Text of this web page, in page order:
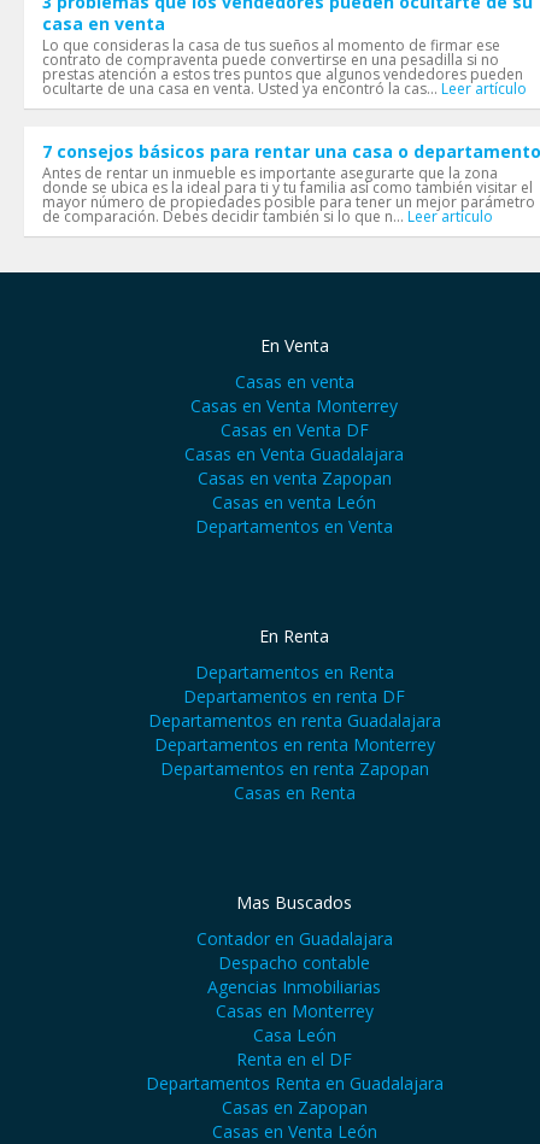
casa en venta
Lo que consideras la casa de tus sueños al momento de firmar ese
contrato de compraventa puede convertirse en una pesadilla si no
prestas atención a estos tres puntos que algunos vendedores pueden
ocultarte de una casa en venta. Usted ya encontró la cas... Leer artículo
7 consejos básicos para rentar una casa o departamento
Antes de rentar un inmueble es importante asegurarte que la zona
donde se ubica es la ideal para ti y tu familia así como también visitar el
mayor número de propiedades posible para tener un mejor parámetro
de comparación. Debes decidir también si lo que n... Leer artículo
En Venta
Casas en venta
Casas en Venta Monterrey
Casas en Venta DF
Casas en Venta Guadalajara
Casas en venta Zapopan
Casas en venta León
Departamentos en Venta
En Renta
Departamentos en Renta
Departamentos en renta DF
Departamentos en renta Guadalajara
Departamentos en renta Monterrey
Departamentos en renta Zapopan
Casas en Renta
Mas Buscados
Contador en Guadalajara
Despacho contable
Agencias Inmobiliarias
Casas en Monterrey
Casa León
Renta en el DF
Departamentos Renta en Guadalajara
Casas en Zapopan
Casas en Venta León